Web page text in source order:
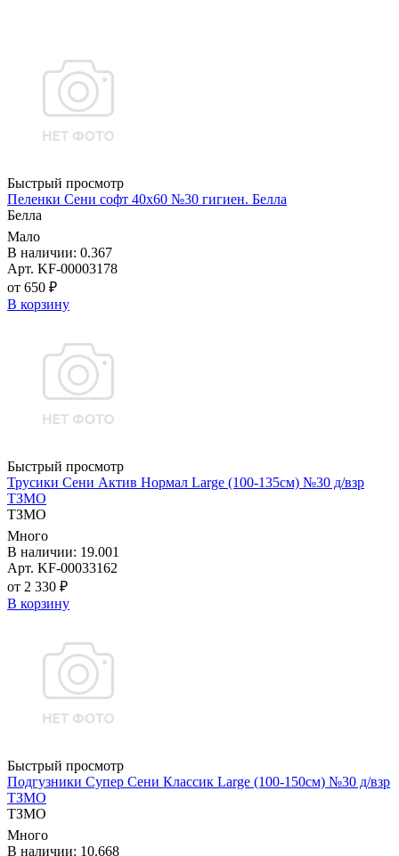
Быстрый просмотр
Пеленки Сени софт 40х60 №30 гигиен. Белла
Белла
Мало
В наличии: 0.367
Арт. KF-00003178
от 650 ₽
В корзину
Быстрый просмотр
Трусики Сени Актив Нормал Large (100-135см) №30 д/взр
ТЗМО
ТЗМО
Много
В наличии: 19.001
Арт. KF-00033162
от 2 330 ₽
В корзину
Быстрый просмотр
Подгузники Супер Сени Классик Large (100-150см) №30 д/взр
ТЗМО
ТЗМО
Много
В наличии: 10.668